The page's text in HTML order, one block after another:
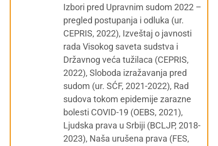
Izbori pred Upravnim sudom 2022 –
pregled postupanja i odluka (ur.
CEPRIS, 2022), Izveštaj o javnosti
rada Visokog saveta sudstva i
Državnog veća tužilaca (CEPRIS,
2022), Sloboda izražavanja pred
sudom (ur. SĆF, 2021-2022), Rad
sudova tokom epidemije zarazne
bolesti COVID-19 (OEBS, 2021),
Ljudska prava u Srbiji (BCLJP, 2018-
2023), Naša urušena prava (FES,